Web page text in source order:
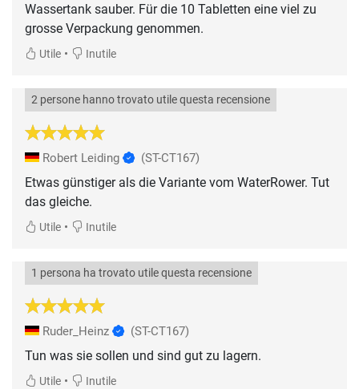
Wassertank sauber. Für die 10 Tabletten eine viel zu
grosse Verpackung genommen.
Utile • Inutile
2 persone hanno trovato utile questa recensione
Robert Leiding (ST-CT167)
Etwas günstiger als die Variante vom WaterRower. Tut
das gleiche.
Utile • Inutile
1 persona ha trovato utile questa recensione
Ruder_Heinz (ST-CT167)
Tun was sie sollen und sind gut zu lagern.
Utile • Inutile